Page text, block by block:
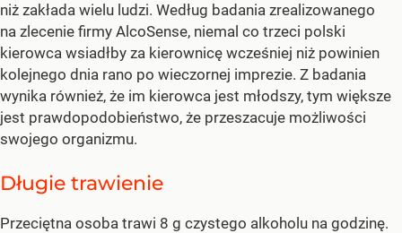
niż zakłada wielu ludzi. Według badania zrealizowanego
na zlecenie firmy AlcoSense, niemal co trzeci polski
kierowca wsiadłby za kierownicę wcześniej niż powinien
kolejnego dnia rano po wieczornej imprezie. Z badania
wynika również, że im kierowca jest młodszy, tym większe
jest prawdopodobieństwo, że przeszacuje możliwości
swojego organizmu.
Długie trawienie
Przeciętna osoba trawi 8 g czystego alkoholu na godzinę.